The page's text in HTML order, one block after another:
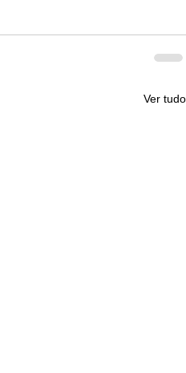
Ver tudo